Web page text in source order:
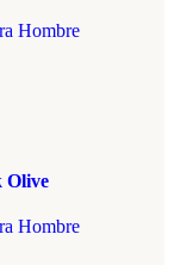
Hombre
Olive
Hombre